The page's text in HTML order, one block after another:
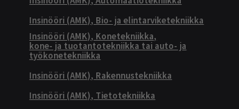
Insinööri (AMK), Bio- ja elintarviketekniikka
Insinööri (AMK), Konetekniikka,
kone- ja tuotantotekniikka tai auto- ja
työkonetekniikka
Insinööri (AMK), Rakennustekniikka
Insinööri (AMK), Tietotekniikka